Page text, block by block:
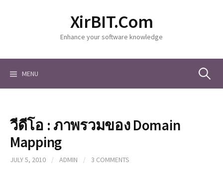
o
XirBIT.Com
Enhance your software knowledge
MENU S
วีดีโอ : ภาพรวมของ Domain
Mapping
JULY 5, 2010 / ADMIN / 3 COMMENTS